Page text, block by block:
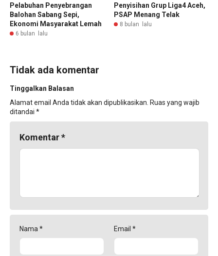
Pelabuhan Penyebrangan
Balohan Sabang Sepi,
Ekonomi Masyarakat Lemah
6 bulan lalu
Penyisihan Grup Liga4 Aceh,
PSAP Menang Telak
8 bulan lalu
Tidak ada komentar
Tinggalkan Balasan
Alamat email Anda tidak akan dipublikasikan. Ruas yang wajib
ditandai *
Komentar*
Nama * Email *